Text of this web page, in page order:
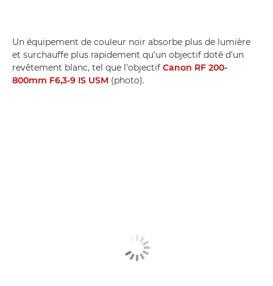
Un équipement de couleur noir absorbe plus de lumière
et surchauffe plus rapidement qu'un objectif doté d'un
revêtement blanc, tel que l'objectif Canon RF 200-
800mm F6,3-9 IS USM (photo).